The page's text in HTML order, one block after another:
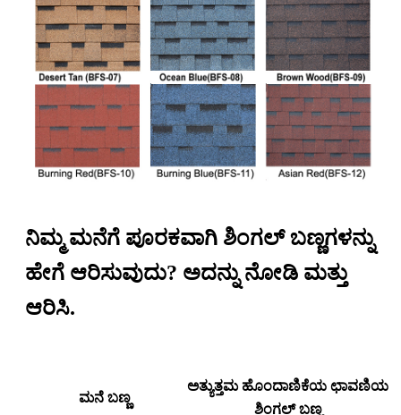
ನಿಮ್ಮ ಮನೆಗೆ ಪೂರಕವಾಗಿ ಶಿಂಗಲ್ ಬಣ್ಣಗಳನ್ನು
ಹೇಗೆ ಆರಿಸುವುದು? ಅದನ್ನು ನೋಡಿ ಮತ್ತು
ಆರಿಸಿ.
ಮನೆ ಬಣ್ಣ
ಅತ್ಯುತ್ತಮ ಹೊಂದಾಣಿಕೆಯ ಛಾವಣಿಯ
ಶಿಂಗಲ್ ಬಣ್ಣ